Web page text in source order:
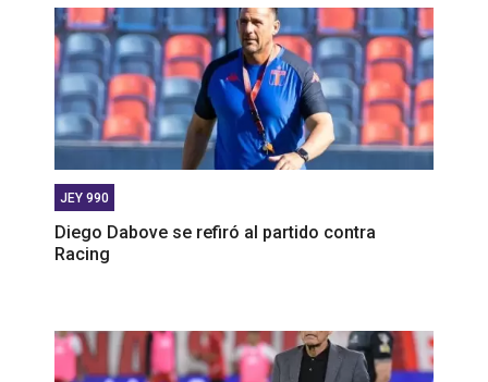
seria muy hermoso”
JEY 990
Diego Dabove se refiró al partido contra
Racing